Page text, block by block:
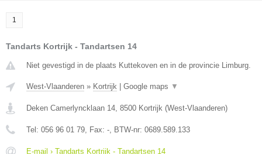
1
Tandarts Kortrijk - Tandartsen 14
Niet gevestigd in de plaats Kuttekoven en in de provincie Limburg.
West-Vlaanderen » Kortrijk Google maps ▼
Deken Camerlyncklaan 14, 8500 Kortrijk (West-Vlaanderen)
Tel: 056 96 01 79, Fax: -, BTW-nr: 0689.589.133
E-mail › Tandarts Kortrijk - Tandartsen 14